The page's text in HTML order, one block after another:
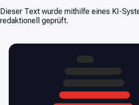
Dieser Text wurde mithilfe eines KI-
redaktionell geprüft.